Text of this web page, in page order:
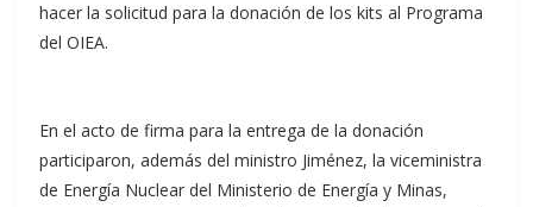
hacer la solicitud para la donación de los kits al Programa
del OIEA.
En el acto de firma para la entrega de la donación
participaron, además del ministro Jiménez, la viceministra
de Energía Nuclear del Ministerio de Energía y Minas,